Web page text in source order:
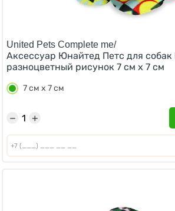
United Pets Complete me/
Аксессуар Юнайтед Петс для собак
разноцветный рисунок 7 см х 7 см
7 см х 7 см
+
−